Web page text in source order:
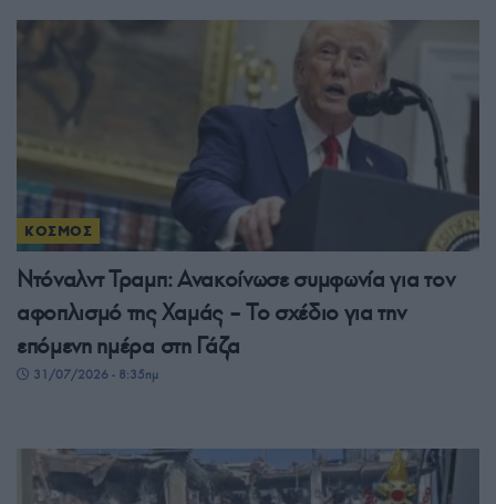
ΚΟΣΜΟΣ
Ντόναλντ Τραμπ: Ανακοίνωσε συμφωνία για τον
αφοπλισμό της Χαμάς – Το σχέδιο για την
επόμενη ημέρα στη Γάζα
31/07/2026 - 8:35πμ